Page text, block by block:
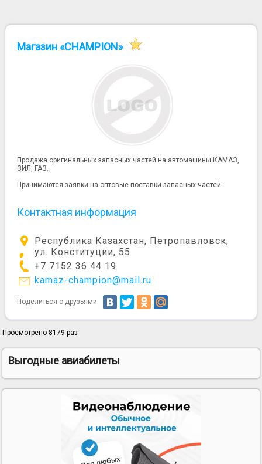
Магазин «CHAMPION»
Продажа оригинальных запасных частей на автомашины КАМАЗ,
ЗИЛ, ГАЗ.
Принимаются заявки на оптовые поставки запасных частей.
Контактная информация
Республика Казахстан, Петропавловск,
ул. Конституции, 55
+7 7152 36 44 19
kamaz-champion@mail.ru
Поделиться с друзьями:
Просмотрено 8179 раз
Выгодные авиабилеты